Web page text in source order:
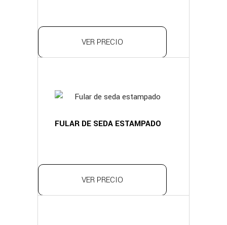
VER PRECIO
FULAR DE SEDA ESTAMPADO
VER PRECIO